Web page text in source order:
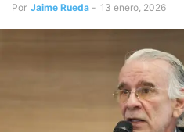
Por Jaime Rueda - 13 enero, 2026